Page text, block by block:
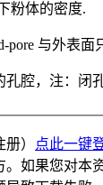
粉体的密度.
pore 与外表
孔腔，注：闭
）
点此一键
如果您对本